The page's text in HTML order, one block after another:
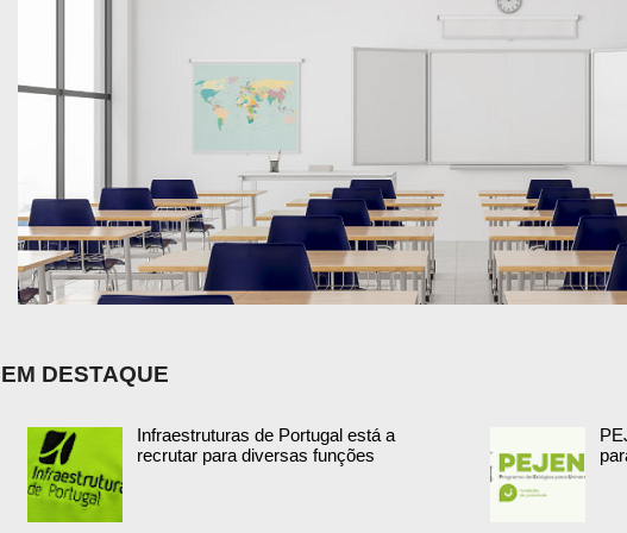
EM DESTAQUE
Infraestruturas de Portugal está a
recrutar para diversas funções